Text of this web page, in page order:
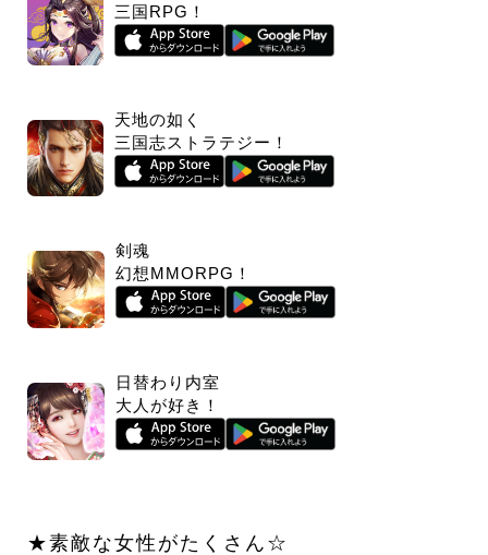
三国RPG！
天地の如く
三国志ストラテジー！
剣魂
幻想MMORPG！
日替わり内室
大人が好き！
★素敵な女性がたくさん☆